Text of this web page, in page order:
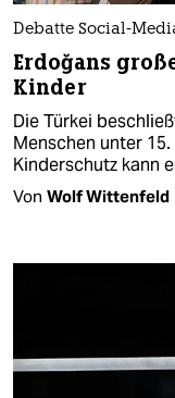
Debatte Social-
Erdoğans
Kinder
Die Türkei
Menschen unter
Kinderschutz kann
Von Wolf Wittenfeld